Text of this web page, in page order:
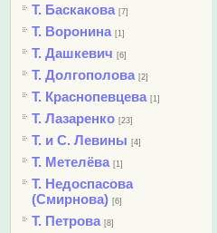
Т. Баскакова [7]
Т. Воронина [1]
Т. Дашкевич [6]
Т. Долгополова [2]
Т. Краснопевцева [1]
Т. Лазаренко [23]
Т. и С. Левины [4]
Т. Метелёва [1]
Т. Недоспасова
(Смирнова) [6]
Т. Петрова [8]